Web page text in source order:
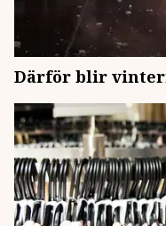
Därför blir